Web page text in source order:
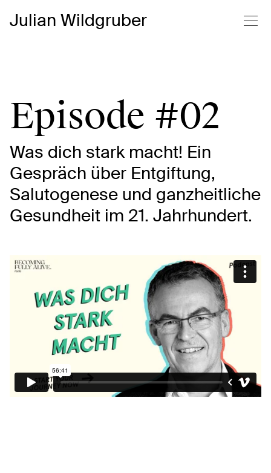
Julian Wildgruber
Episode #02
Was dich stark macht! Ein
Gespräch über Entgiftung,
Salutogenese und ganzheitliche
Gesundheit im 21. Jahrhundert.